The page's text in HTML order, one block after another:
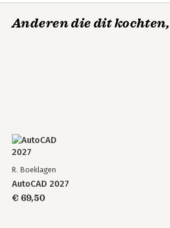
Anderen die dit
R. Boeklagen
AutoCAD 2027
€ 69,50